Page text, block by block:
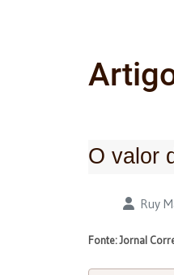
O valor
Detalhes Ruy
Fonte: Jornal